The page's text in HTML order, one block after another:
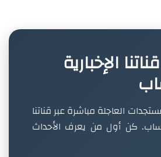
الإخبارية
العاجلة مباشرة عبر قناتنا
كن أول من يعرف الأحداث